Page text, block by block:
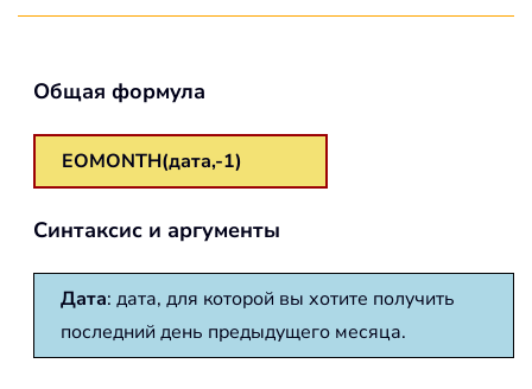
Общая формула
EOMONTH(дата,-1)
Синтаксис и аргументы
Дата: дата, для которой вы хотите получить
последний день предыдущего месяца.